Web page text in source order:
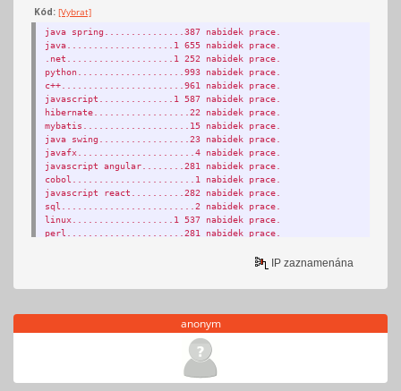
Kód: [Vybrat]
java spring...............387 nabidek prace.
java....................1 655 nabidek prace.
.net....................1 252 nabidek prace.
python....................993 nabidek prace.
c++.......................961 nabidek prace.
javascript..............1 587 nabidek prace.
hibernate..................22 nabidek prace.
mybatis....................15 nabidek prace.
java swing.................23 nabidek prace.
javafx......................4 nabidek prace.
javascript angular........281 nabidek prace.
cobol.......................1 nabidek prace.
javascript react..........282 nabidek prace.
sql.........................2 nabidek prace.
linux...................1 537 nabidek prace.
perl......................281 nabidek prace.
IP zaznamenána
anonym